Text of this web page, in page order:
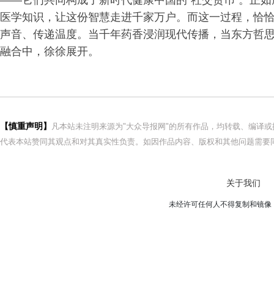
医学知识，让这份智慧走进千家万户。而这一过程，恰
声音、传递温度。当千年药香浸润现代传播，当东方哲
融合中，徐徐展开。
【慎重声明】
凡本站未注明来源为"大众导报网"的所有作品，均转载、编译
代表本站赞同其观点和对其真实性负责。如因作品内容、版权和其他问题需
关于我们
未经许可任何人不得复制和镜